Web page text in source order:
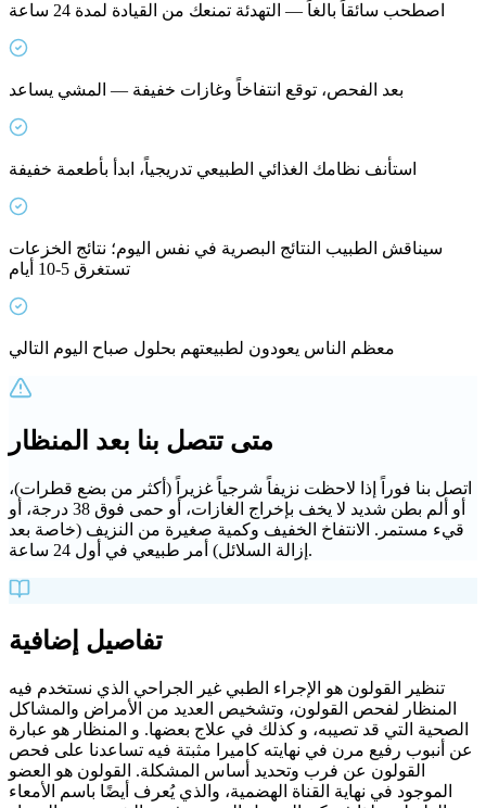
اصطحب سائقاً بالغاً — التهدئة تمنعك من القيادة لمدة 24 ساعة
بعد الفحص، توقع انتفاخاً وغازات خفيفة — المشي يساعد
استأنف نظامك الغذائي الطبيعي تدريجياً، ابدأ بأطعمة خفيفة
سيناقش الطبيب النتائج البصرية في نفس اليوم؛ نتائج الخزعات
تستغرق 5-10 أيام
معظم الناس يعودون لطبيعتهم بحلول صباح اليوم التالي
متى تتصل بنا بعد المنظار
اتصل بنا فوراً إذا لاحظت نزيفاً شرجياً غزيراً (أكثر من بضع قطرات)،
أو ألم بطن شديد لا يخف بإخراج الغازات، أو حمى فوق 38 درجة، أو
قيء مستمر. الانتفاخ الخفيف وكمية صغيرة من النزيف (خاصة بعد
إزالة السلائل) أمر طبيعي في أول 24 ساعة.
تفاصيل إضافية
تنظير القولون هو الإجراء الطبي غير الجراحي الذي نستخدم فيه
المنظار لفحص القولون، وتشخيص العديد من الأمراض والمشاكل
الصحية التي قد تصيبه، و كذلك في علاج بعضها. و المنظار هو عبارة
عن أنبوب رفيع مرن في نهايته كاميرا مثبتة فيه تساعدنا على فحص
القولون عن فرب وتحديد أساس المشكلة. القولون هو العضو
الموجود في نهاية القناة الهضمية، والذي يُعرف أيضًا باسم الأمعاء